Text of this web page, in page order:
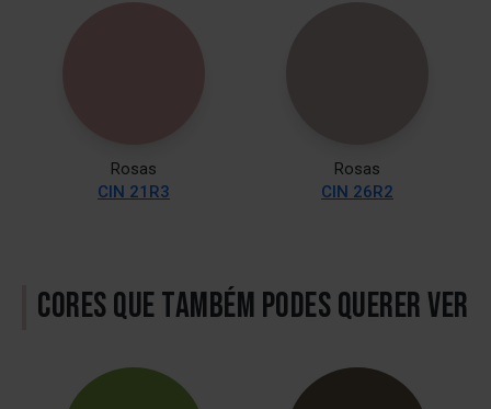
Rosas
CIN 21R3
Rosas
CIN 26R2
CORES QUE TAMBÉM PODES QUERER VER